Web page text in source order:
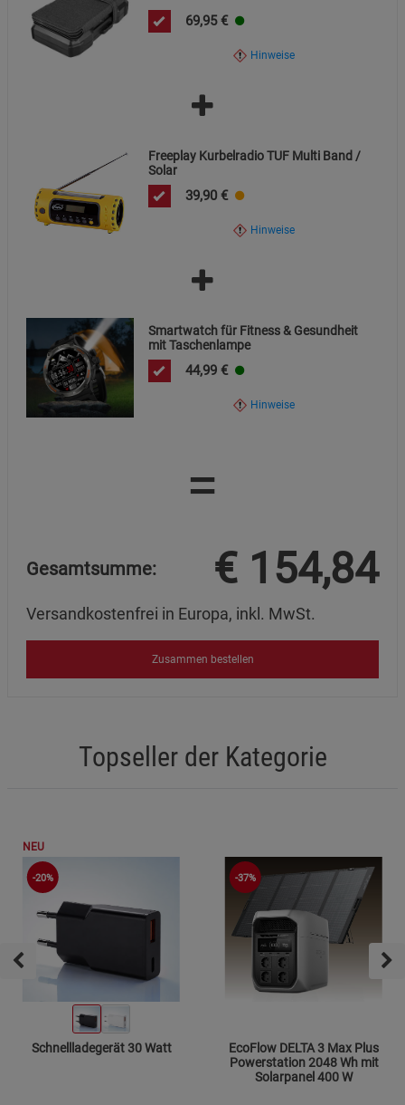
69,95 €
Hinweise
Freeplay Kurbelradio TUF Multi Band /
Solar
39,90 €
Hinweise
Smartwatch für Fitness & Gesundheit
mit Taschenlampe
44,99 €
Hinweise
=
Gesamtsumme: € 154,84
Versandkostenfrei in Europa, inkl. MwSt.
Zusammen bestellen
Topseller der Kategorie
NEU
-20%
Schnellladegerät 30 Watt
-37%
EcoFlow DELTA 3 Max Plus
Powerstation 2048 Wh mit
Solarpanel 400 W
Cookie-Informationen anzeigen